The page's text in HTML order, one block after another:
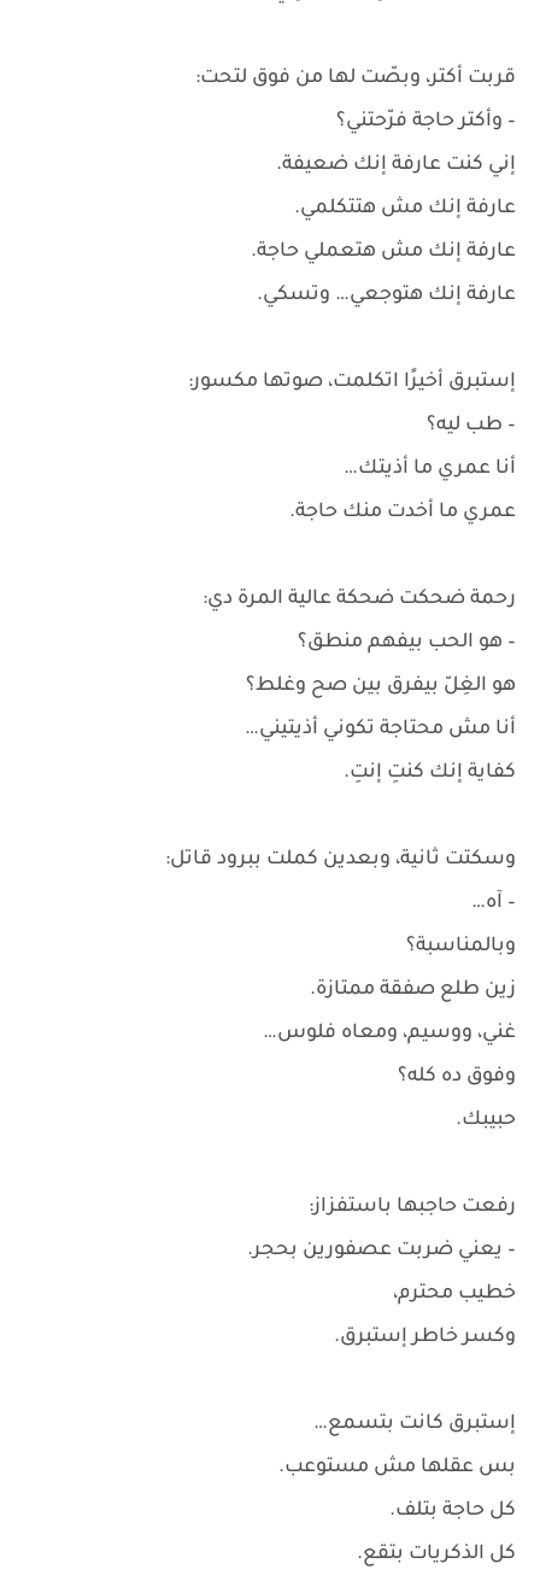
قربت أكتر، وبصّت لها من فوق لتحت:
– وأكتر حاجة فرّحتني؟
إني كنت عارفة إنك ضعيفة.
عارفة إنك مش هتتكلمي.
عارفة إنك مش هتعملي حاجة.
عارفة إنك هتوجعي… وتسكي.
إستبرق أخيرًا اتكلمت، صوتها مكسور:
– طب ليه؟
أنا عمري ما أذيتك…
عمري ما أخدت منك حاجة.
رحمة ضحكت ضحكة عالية المرة دي:
– هو الحب بيفهم منطق؟
هو الغِلّ بيفرق بين صح وغلط؟
أنا مش محتاجة تكوني أذيتيني…
كفاية إنك كنتِ إنتِ.
وسكتت ثانية، وبعدين كملت ببرود قاتل:
– آه…
وبالمناسبة؟
زين طلع صفقة ممتازة.
غني، ووسيم، ومعاه فلوس…
وفوق ده كله؟
حبيبك.
رفعت حاجبها باستفزاز:
– يعني ضربت عصفورين بحجر.
خطيب محترم،
وكسر خاطر إستبرق.
إستبرق كانت بتسمع…
بس عقلها مش مستوعب.
كل حاجة بتلف.
كل الذكريات بتقع.